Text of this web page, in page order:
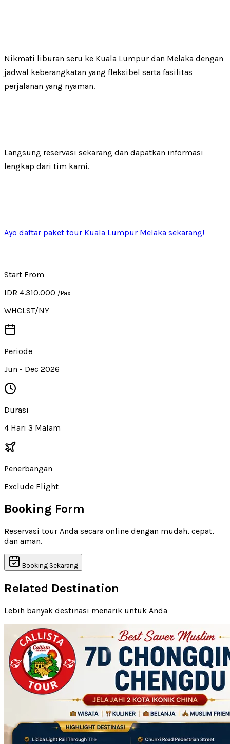
Nikmati liburan seru ke Kuala Lumpur dan Melaka dengan
jadwal keberangkatan yang fleksibel serta fasilitas
perjalanan yang nyaman.
Langsung reservasi sekarang dan dapatkan informasi
lengkap dari tim kami.
Ayo daftar paket tour Kuala Lumpur Melaka sekarang!
Start From
IDR 4.310.000 /Pax
WHCLST/NY
Periode
Jun - Dec 2026
Durasi
4 Hari 3 Malam
Penerbangan
Exclude Flight
Booking Form
Reservasi tour Anda secara online dengan mudah, cepat,
dan aman.
Booking Sekarang
Related Destination
Lebih banyak destinasi menarik untuk Anda